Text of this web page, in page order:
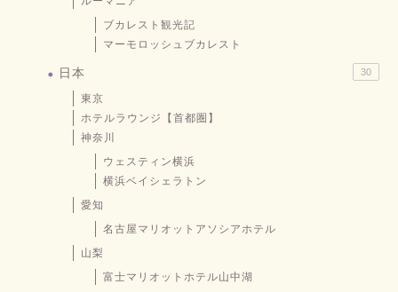
ブカレスト観光記
マーモロッシュブカレスト
日本 30
東京
ホテルラウンジ【首都圏】
神奈川
ウェスティン横浜
横浜ベイシェラトン
愛知
名古屋マリオットアソシアホテル
山梨
富士マリオットホテル山中湖